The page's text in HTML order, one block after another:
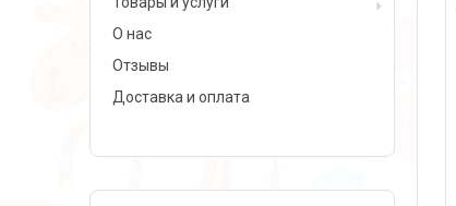
О нас
Отзывы
Доставка и оплата